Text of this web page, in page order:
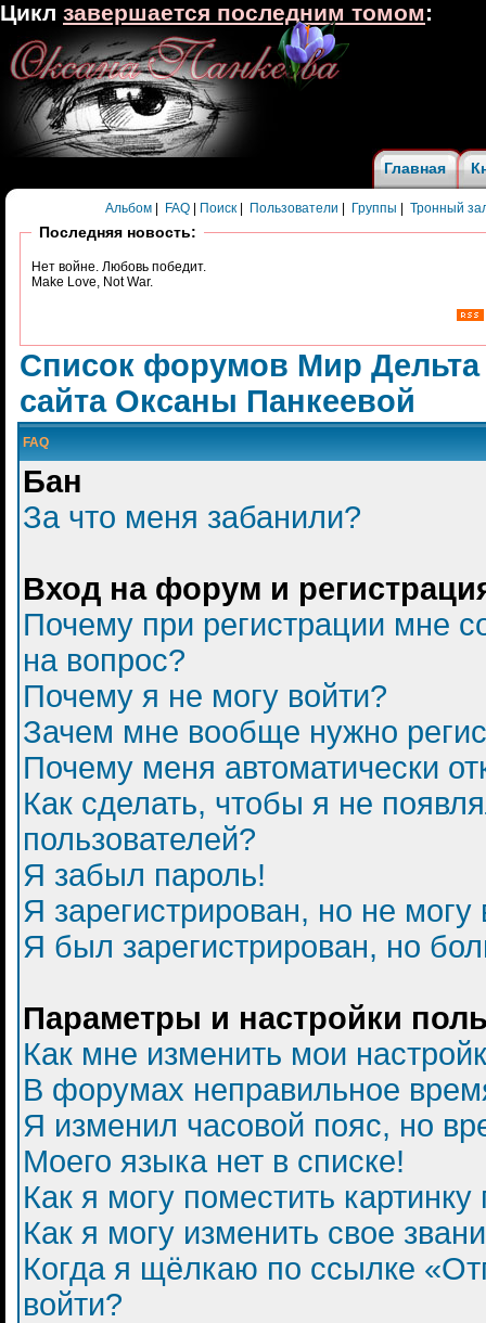
Главная
Альбом FAQ Поиск Пользователи Группы Тронный
Последняя новость:
Нет войне. Любовь победит.
Make Love, Not War.
Список форумов Мир
сайта Оксаны Панкеевой
FAQ
Бан
За что меня забанили?
Вход на форум и
Почему при регистрации мне
на вопрос?
Почему я не могу войти?
Зачем мне вообще нужно
Почему меня автоматически
Как сделать, чтобы я не
пользователей?
Я забыл пароль!
Я зарегистрирован, но не могу
Я был зарегистрирован, но
Параметры и настройки
Как мне изменить мои
В форумах неправильное
Я изменил часовой пояс, но
Моего языка нет в списке!
Как я могу поместить
Как я могу изменить свое
Когда я щёлкаю по ссылке
войти?
Цикл завершается последним томом: